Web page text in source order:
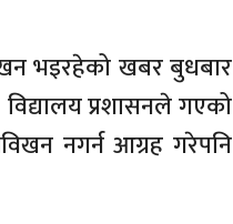
भइरहेको खबर बुधबार
प्रशासनले गएको
नगर्न आग्रह गरेपनि